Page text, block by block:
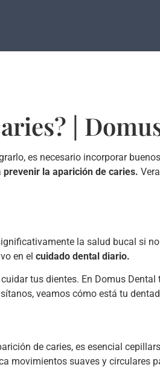
|
es necesario incorporar
prevenir la aparición de caries.
la salud bucal si
en el cuidado dental diario.
tus dientes. En Domus
veamos cómo está tu
de caries, es esencial
movimientos suaves y circulares